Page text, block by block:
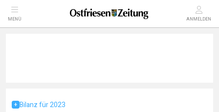
MENÜ ANMELDEN
Bilanz für 2023